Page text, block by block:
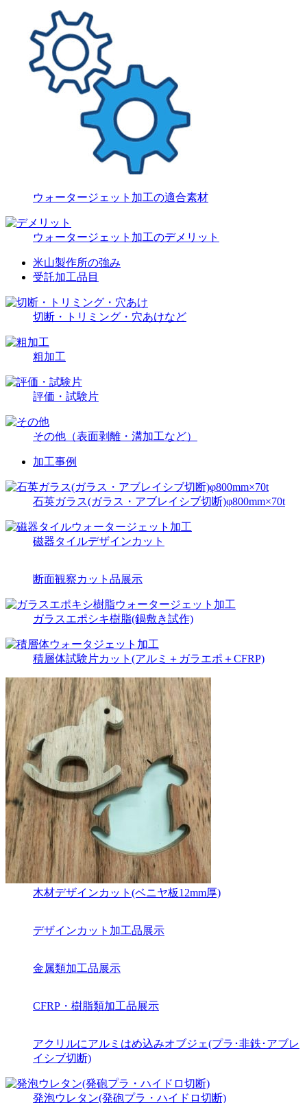
ウォータージェット加工の適合素材
ウォータージェット加工のデメリット
米山製作所の強み
受託加工品目
切断・トリミング・穴あけなど
粗加工
評価・試験片
その他（表面剥離・溝加工など）
加工事例
石英ガラス(ガラス・アブレイシブ切断)φ800mm×70t
磁器タイルデザインカット
断面観察カット品展示
ガラスエポシキ樹脂(鍋敷き試作)
積層体試験片カット(アルミ＋ガラエポ＋CFRP)
木材デザインカット(ベニヤ板12mm厚)
デザインカット加工品展示
金属類加工品展示
CFRP・樹脂類加工品展示
アクリルにアルミはめ込みオブジェ(プラ･非鉄･アブレ
イシブ切断)
発泡ウレタン(発砲プラ・ハイドロ切断)